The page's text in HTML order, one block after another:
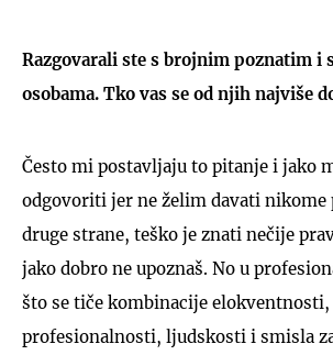
Razgovarali ste s brojnim poznatim i
osobama. Tko vas se od njih najviše
Često mi postavljaju to pitanje i jako
odgovoriti jer ne želim davati nikome
druge strane, teško je znati nečije
jako dobro ne upoznaš. No u
što se tiče kombinacije elokventnosti,
profesionalnosti, ljudskosti i smisla